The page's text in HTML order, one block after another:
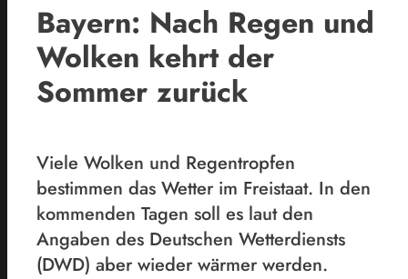
Bayern: Nach Regen und
Wolken kehrt der
Sommer zurück
Viele Wolken und Regentropfen
bestimmen das Wetter im Freistaat. In den
kommenden Tagen soll es laut den
Angaben des Deutschen Wetterdiensts
(DWD) aber wieder wärmer werden.